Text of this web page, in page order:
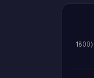
الشيفرة الأخيرة: وصية من قلب الظلام (1800